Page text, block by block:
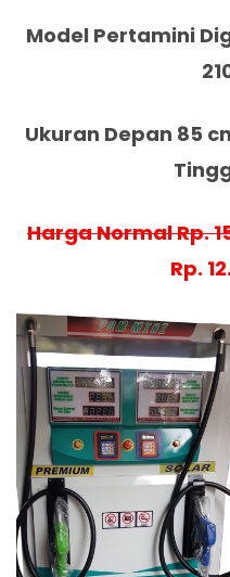
Model Pertamini
Ukuran Depan 85
Harga Normal Rp.
Rp.